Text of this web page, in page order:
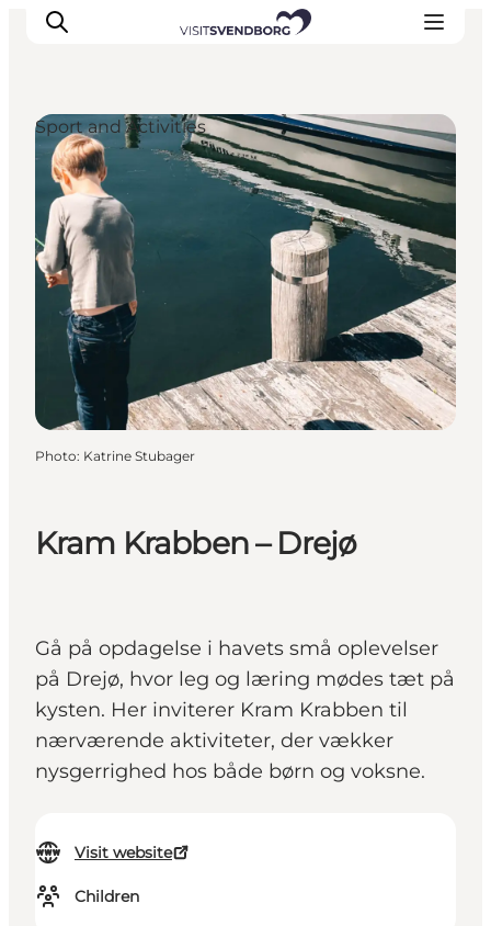
Events
Eat and Drink
Shopping in Svendborg
Accommodation
Plan your trip
Kram Krabben – Drejø
Gå på opdagelse i havets små oplevelser
på Drejø, hvor leg og læring mødes tæt på
kysten. Her inviterer Kram Krabben til
nærværende aktiviteter, der vækker
nysgerrighed hos både børn og voksne.
Visit website
Children
Sport and Activities
Photo: Katrine Stubager